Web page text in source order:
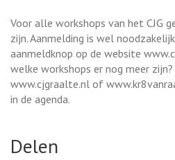
Voor alle workshops van het CJG
zijn. Aanmelding is wel
aanmeldknop op de website
welke workshops er nog meer zijn?
www.cjgraalte.nl of
in de agenda.
Delen